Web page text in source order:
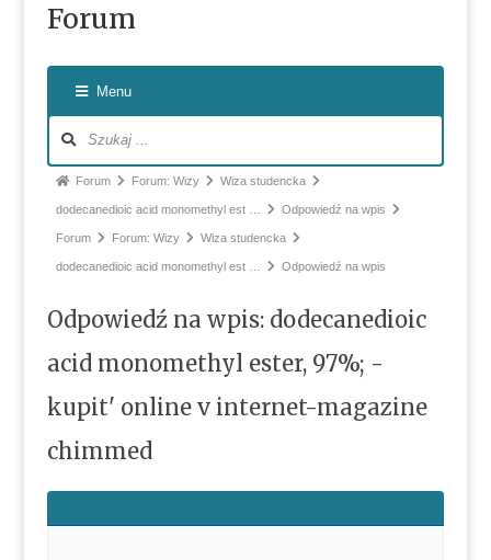
Forum
Menu
Ścieżka
forum
-
jesteś
Forum Forum: Wizy Wiza studencka
dodecanedioic acid monomethyl est … Odpowiedź na wpis
Forum Forum: Wizy Wiza studencka
dodecanedioic acid monomethyl est … Odpowiedź na wpis
Odpowiedź na wpis: dodecanedioic
acid monomethyl ester, 97%; -
kupit' online v internet-magazine
chimmed